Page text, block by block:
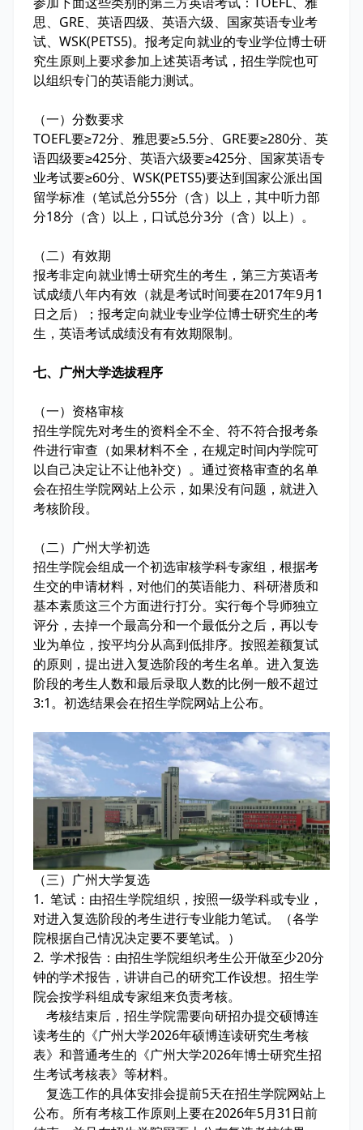
思、GRE、英语四级、英语六级、国家英语专业考
试、WSK(PETS5)。报考定向就业的专业学位博士研
究生原则上要求参加上述英语考试，招生学院也可
以组织专门的英语能力测试。
（一）分数要求
TOEFL要≥72分、雅思要≥5.5分、GRE要≥280分、英
语四级要≥425分、英语六级要≥425分、国家英语专
业考试要≥60分、WSK(PETS5)要达到国家公派出国
留学标准（笔试总分55分（含）以上，其中听力部
分18分（含）以上，口试总分3分（含）以上）。
（二）有效期
报考非定向就业博士研究生的考生，第三方英语考
试成绩八年内有效（就是考试时间要在2017年9月1
日之后）；报考定向就业专业学位博士研究生的考
生，英语考试成绩没有有效期限制。
七、广州大学选拔程序
（一）资格审核
招生学院先对考生的资料全不全、符不符合报考条
件进行审查（如果材料不全，在规定时间内学院可
以自己决定让不让他补交）。通过资格审查的名单
会在招生学院网站上公示，如果没有问题，就进入
考核阶段。
（二）广州大学初选
招生学院会组成一个初选审核学科专家组，根据考
生交的申请材料，对他们的英语能力、科研潜质和
基本素质这三个方面进行打分。实行每个导师独立
评分，去掉一个最高分和一个最低分之后，再以专
业为单位，按平均分从高到低排序。按照差额复试
的原则，提出进入复选阶段的考生名单。进入复选
阶段的考生人数和最后录取人数的比例一般不超过
3:1。初选结果会在招生学院网站上公布。
（三）广州大学复选
1. 笔试：由招生学院组织，按照一级学科或专业，
对进入复选阶段的考生进行专业能力笔试。（各学
院根据自己情况决定要不要笔试。）
2. 学术报告：由招生学院组织考生公开做至少20分
钟的学术报告，讲讲自己的研究工作设想。招生学
院会按学科组成专家组来负责考核。
考核结束后，招生学院需要向研招办提交硕博连
读考生的《广州大学2026年硕博连读研究生考核
表》和普通考生的《广州大学2026年博士研究生招
生考试考核表》等材料。
复选工作的具体安排会提前5天在招生学院网站上
公布。所有考核工作原则上要在2026年5月31日前